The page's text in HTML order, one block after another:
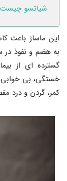
شیاتسو چیست
این ماساژ
به هضم و نفوذ
گسترده ای از
خستگی، بی
کمر، گردن و درد